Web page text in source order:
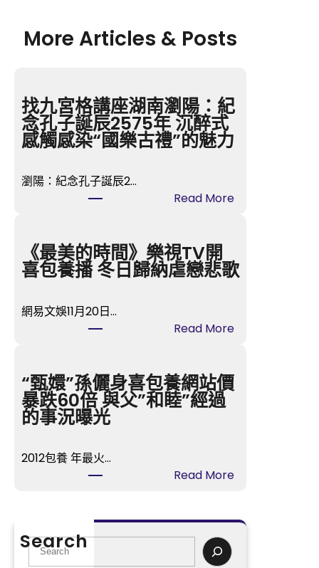
More Articles & Posts
找九宮格講座湖南瀏陽：紀
念孔子誕辰2575年 沉醉式
感觸感染“國樂古禮”的魅力
瀏陽：紀念孔子誕辰2…
Read More:
格
講
南
紀
沉
《最美的時間》樂視TV開
喜包養播 冬日歸納虐戀悲歌
網易文娛11月20日…
Read More:
的
時
開
包
“甄嬛”孫儷身喜包養網站價
暴跌60倍 與父”和睦”經過
的事況曝光
2012包養 年最火…
Read More:
孫
Search
S
e